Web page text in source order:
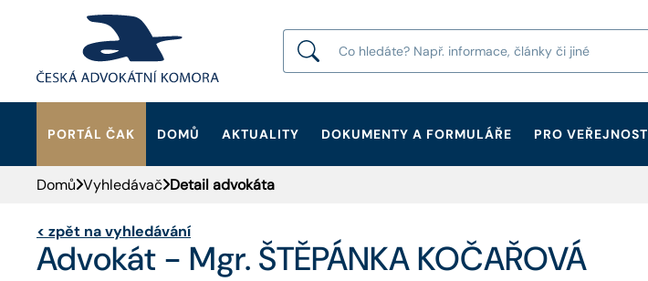
PORTÁL ČAK DOMŮ AKTUALITY DOKUMENTY A FORMULÁŘE PRO VEŘEJNOST
HLEDAT
Domů Vyhledávač Detail advokáta
< zpět na vyhledávání
Advokát - Mgr. ŠTĚPÁNKA KOČAŘOVÁ